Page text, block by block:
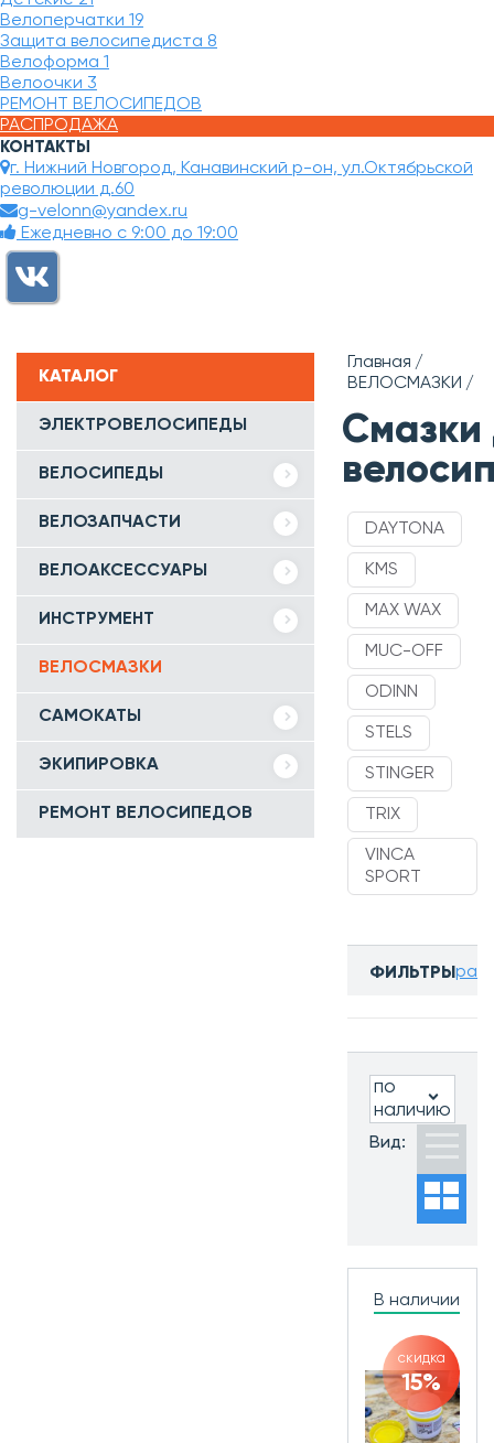
Велоперчатки 19
Защита велосипедиста 8
Велоформа 1
Велоочки 3
РЕМОНТ ВЕЛОСИПЕДОВ
РАСПРОДАЖА
КОНТАКТЫ
г. Нижний Новгород, Канавинский р-он, ул.Октябрьской
революции д.60
g-velonn@yandex.ru
Ежедневно с 9:00 до 19:00
КАТАЛОГ
ЭЛЕКТРОВЕЛОСИПЕДЫ
ВЕЛОСИПЕДЫ
ВЕЛОЗАПЧАСТИ
ВЕЛОАКСЕССУАРЫ
ИНСТРУМЕНТ
ВЕЛОСМАЗКИ
САМОКАТЫ
ЭКИПИРОВКА
РЕМОНТ ВЕЛОСИПЕДОВ
Главная
ВЕЛОСМАЗКИ
Смазки
DAYTONA
KMS
MAX WAX
MUC-OFF
ODINN
STELS
STINGER
TRIX
VINCA
SPORT
ФИЛЬТРЫ
Часто ищут:
Новинки
продаж
Распродажа
по
наличию
Вид:
В наличии
скидка
15%